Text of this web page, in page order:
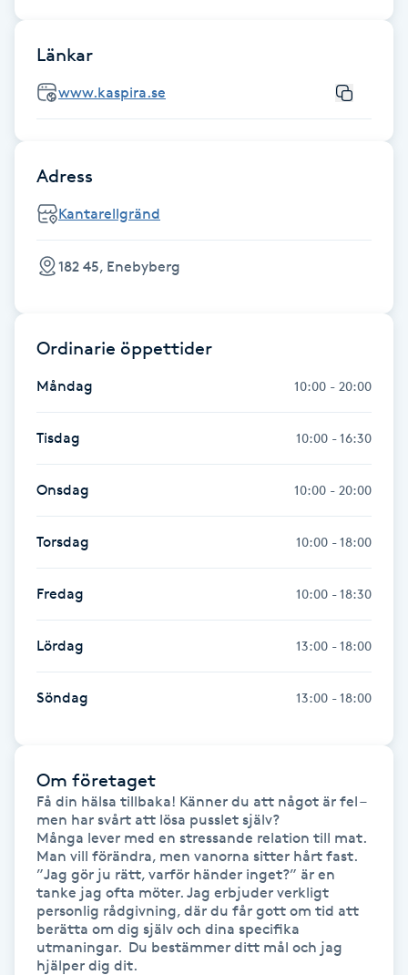
Fotsvamp
Fransar
Fransborttagning
Fransfärgning
Fransförlängning
Färgning
Föning
Gel naglar
Gelenaglar
Länkar
www.kaspira.se
Adress
Kantarellgränd
182 45, Enebyberg
Ordinarie öppettider
Måndag 10:00 - 20:00
Tisdag 10:00 - 16:30
Onsdag 10:00 - 20:00
Torsdag 10:00 - 18:00
Fredag 10:00 - 18:30
Lördag 13:00 - 18:00
Söndag 13:00 - 18:00
Om företaget
Få din hälsa tillbaka! Känner du att något är fel –
men har svårt att lösa pusslet själv?
Många lever med en stressande relation till mat.
Man vill förändra, men vanorna sitter hårt fast.
”Jag gör ju rätt, varför händer inget?” är en
tanke jag ofta möter. Jag erbjuder verkligt
personlig rådgivning, där du får gott om tid att
berätta om dig själv och dina specifika
utmaningar.  Du bestämmer ditt mål och jag
hjälper dig dit.